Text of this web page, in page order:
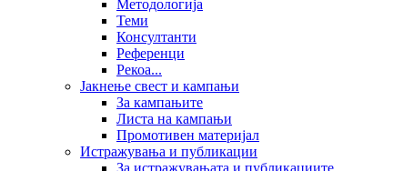
Методологија
Теми
Консултанти
Референци
Рекоа...
Јакнење свест и кампањи
За кампањите
Листа на кампањи
Промотивен материјал
Истражувања и публикации
За истражувањата и публикациите